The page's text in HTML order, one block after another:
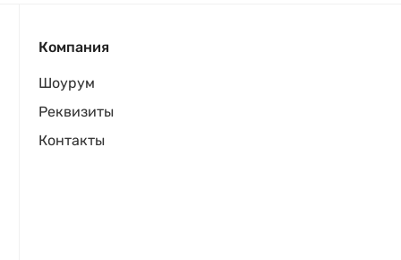
Компания
Шоурум
Реквизиты
Контакты